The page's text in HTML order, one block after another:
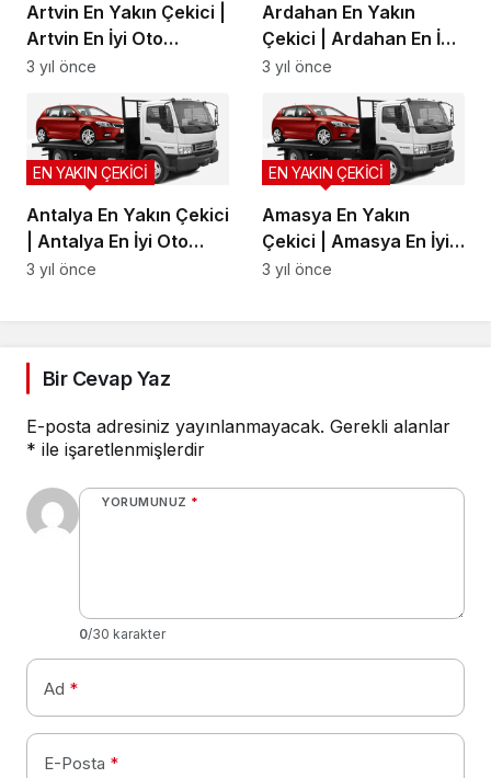
Artvin En Yakın Çekici |
Artvin En İyi Oto
Kurtarma, Artvin Yol
3 yıl önce
Ardahan En Yakın
Çekici | Ardahan En İyi
Oto Kurtarma, Ardahan
3 yıl önce
Antalya En Yakın Çekici
| Antalya En İyi Oto
Kurtarma, Antalya Yol
EN YAKIN ÇEKİCİ
3 yıl önce
Amasya En Yakın
Çekici | Amasya En İyi
Oto Kurtarma, Amasya
EN YAKIN ÇEKİCİ
3 yıl önce
Bir Cevap Yaz
E-posta adresiniz yayınlanmayacak. Gerekli alanlar
* ile işaretlenmişlerdir
YORUMUNUZ *
0/30 karakter
Ad *
E-Posta *